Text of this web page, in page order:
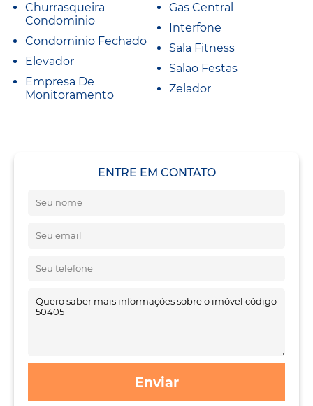
Churrasqueira
Condominio
Condominio Fechado
Elevador
Empresa De
Monitoramento
Gas Central
Interfone
Sala Fitness
Salao Festas
Zelador
ENTRE EM CONTATO
Enviar